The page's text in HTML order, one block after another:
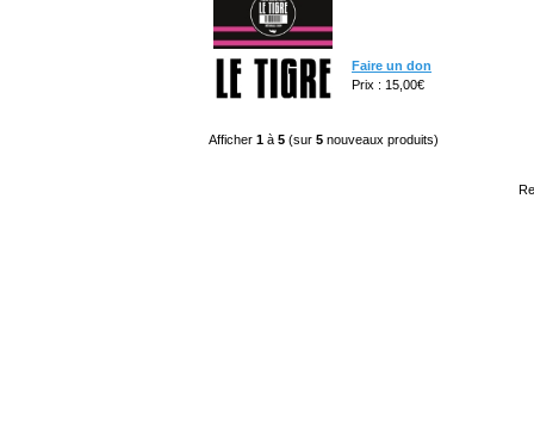
Faire un don
Prix : 15,00€
Afficher 1 à 5 (sur 5 nouveaux produits)